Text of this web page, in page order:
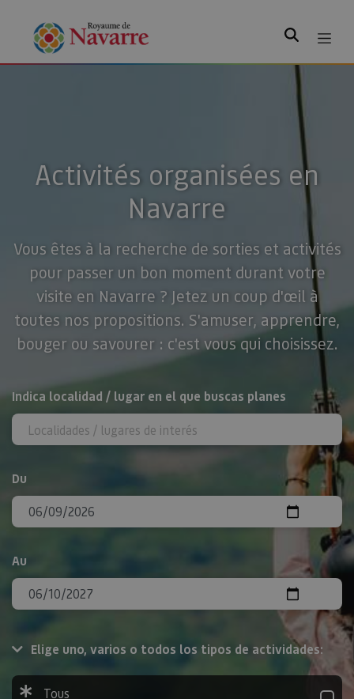
Rechercher
Activités organisées en
Navarre
Vous êtes à la recherche de sorties et activités
pour passer un bon moment durant votre
visite en Navarre ? Jetez un coup d'œil à
toutes nos propositions. S'amuser, apprendre,
bouger ou savourer : c'est vous qui choisissez.
Rechercher
Indica localidad / lugar en el que buscas planes
Du
Au
Elige uno, varios o todos los tipos de actividades:
Tous